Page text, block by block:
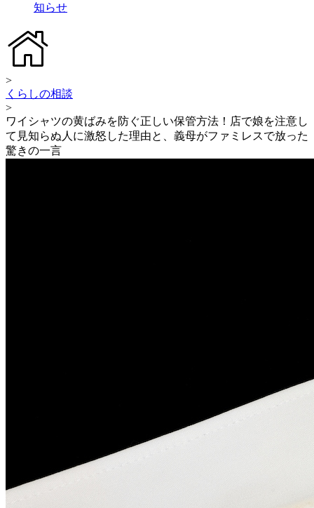
知らせ
>
くらしの相談
>
ワイシャツの黄ばみを防ぐ正しい保管方法！店で娘を注意し
て見知らぬ人に激怒した理由と、義母がファミレスで放った
驚きの一言